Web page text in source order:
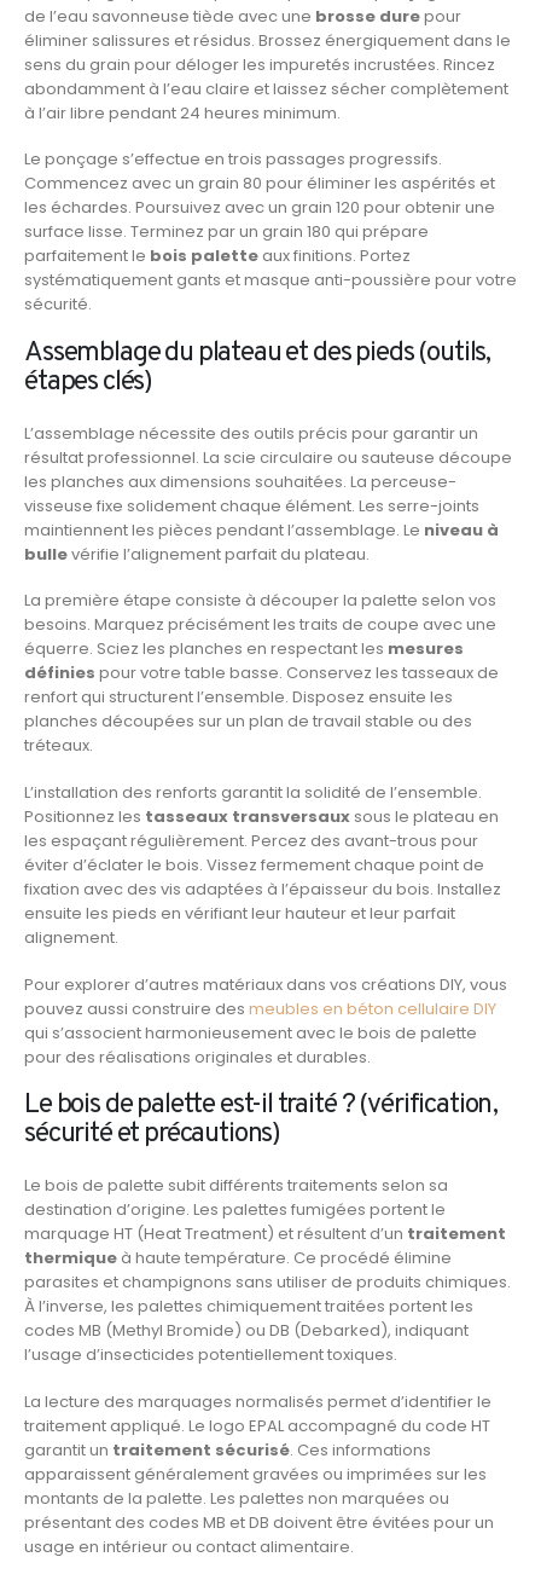
de l’eau savonneuse tiède avec une brosse durepour
éliminer salissures et résidus. Brossez énergiquement dans le
sens du grain pour déloger les impuretés incrustées. Rincez
abondamment à l’eau claire et laissez sécher complètement
à l’air libre pendant 24 heures minimum.
Le ponçage s’effectue en trois passages progressifs.
Commencez avec un grain 80 pour éliminer les aspérités et
les échardes. Poursuivez avec un grain 120 pour obtenir une
surface lisse. Terminez par un grain 180 qui prépare
parfaitement le bois palette aux finitions. Portez
systématiquement gants et masque anti-poussière pour votre
sécurité.
Assemblage du plateau et des pieds (outils,
étapes clés)
L’assemblage nécessite des outils précis pour garantir un
résultat professionnel. La scie circulaire ou sauteuse découpe
les planches aux dimensions souhaitées. La perceuse-
visseuse fixe solidement chaque élément. Les serre-joints
maintiennent les pièces pendant l’assemblage. Le niveau à
bullevérifie l’alignement parfait du plateau.
La première étape consiste à découper la palette selon vos
besoins. Marquez précisément les traits de coupe avec une
équerre. Sciez les planches en respectant les mesures
définies pour votre table basse. Conservez les tasseaux de
renfort qui structurent l’ensemble. Disposez ensuite les
planches découpées sur un plan de travail stable ou des
tréteaux.
L’installation des renforts garantit la solidité de l’ensemble.
Positionnez les tasseaux transversaux sous le plateau en
les espaçant régulièrement. Percez des avant-trous pour
éviter d’éclater le bois. Vissez fermement chaque point de
fixation avec des vis adaptées à l’épaisseur du bois. Installez
ensuite les pieds en vérifiant leur hauteur et leur parfait
alignement.
Pour explorer d’autres matériaux dans vos créations DIY, vous
pouvez aussi construire des meubles en béton cellulaire DIY
qui s’associent harmonieusement avec le bois de palette
pour des réalisations originales et durables.
Le bois de palette est-il traité ? (vérification,
sécurité et précautions)
Le bois de palette subit différents traitements selon sa
destination d’origine. Les palettes fumigées portent le
marquage HT (Heat Treatment) et résultent d’un traitement
thermique à haute température. Ce procédé élimine
parasites et champignons sans utiliser de produits chimiques.
À l’inverse, les palettes chimiquement traitées portent les
codes MB (Methyl Bromide) ou DB (Debarked), indiquant
l’usage d’insecticides potentiellement toxiques.
La lecture des marquages normalisés permet d’identifier le
traitement appliqué. Le logo EPAL accompagné du code HT
garantit un traitement sécurisé. Ces informations
apparaissent généralement gravées ou imprimées sur les
montants de la palette. Les palettes non marquées ou
présentant des codes MB et DB doivent être évitées pour un
usage en intérieur ou contact alimentaire.